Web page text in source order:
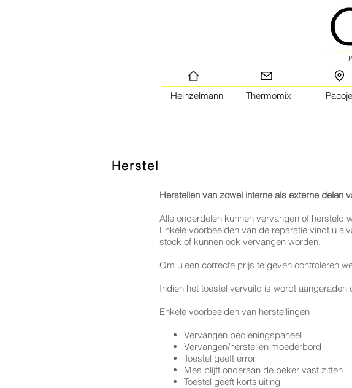
Heinzelmann Thermomix
Herstel
Herstellen van zowel interne als externe delen
Alle onderdelen kunnen vervangen of hersteld
Enkele voorbeelden van de reparatie vindt u
stock of kunnen ook vervangen worden.
Om u een correcte prijs te geven controleren
Indien het toestel vervuild is wordt
Enkele voorbeelden van herstellingen
Vervangen bedieningspaneel
Vervangen/herstellen moederbord
Toestel geeft error
Mes blijft onderaan de beker vast zitten
Toestel geeft kortsluiting